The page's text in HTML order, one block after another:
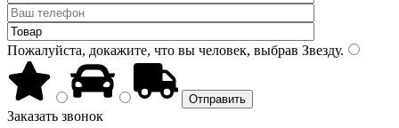
Пожалуйста, докажите, что вы человек, выбрав Звезду.
Заказать звонок